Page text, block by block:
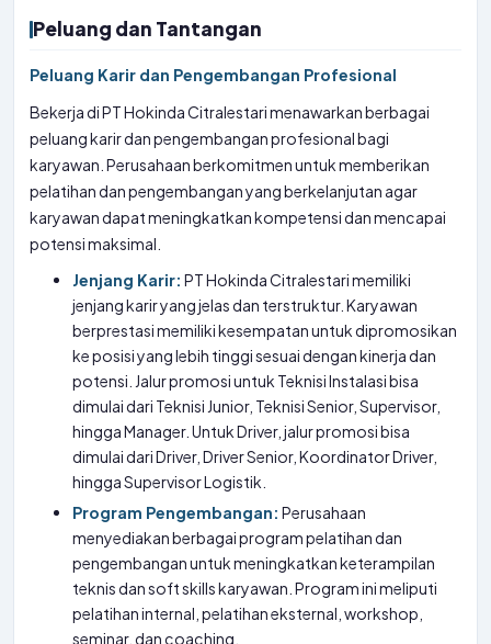
Peluang dan Tantangan
Peluang Karir dan Pengembangan Profesional
Bekerja di PT Hokinda Citralestari menawarkan berbagai
peluang karir dan pengembangan profesional bagi
karyawan. Perusahaan berkomitmen untuk memberikan
pelatihan dan pengembangan yang berkelanjutan agar
karyawan dapat meningkatkan kompetensi dan mencapai
potensi maksimal.
Jenjang Karir: PT Hokinda Citralestari memiliki
jenjang karir yang jelas dan terstruktur. Karyawan
berprestasi memiliki kesempatan untuk dipromosikan
ke posisi yang lebih tinggi sesuai dengan kinerja dan
potensi. Jalur promosi untuk Teknisi Instalasi bisa
dimulai dari Teknisi Junior, Teknisi Senior, Supervisor,
hingga Manager. Untuk Driver, jalur promosi bisa
dimulai dari Driver, Driver Senior, Koordinator Driver,
hingga Supervisor Logistik.
Program Pengembangan: Perusahaan
menyediakan berbagai program pelatihan dan
pengembangan untuk meningkatkan keterampilan
teknis dan soft skills karyawan. Program ini meliputi
pelatihan internal, pelatihan eksternal, workshop,
seminar, dan coaching.